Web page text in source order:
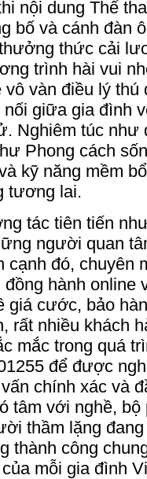
nội dung Thể
bố và cánh đàn
thức cải
trình hài vui
vô vàn điều lý
giữa gia đình
Nghiêm túc như
Phong cách
kỹ năng mềm
tương lai.
tác tiên tiến
người quan
cạnh đó, chuyên
hành online
giá cước, bảo
rất nhiều khách
mắc trong quá
để được
chính xác và
tâm với nghề,
thầm lặng
thành công
mỗi gia đình